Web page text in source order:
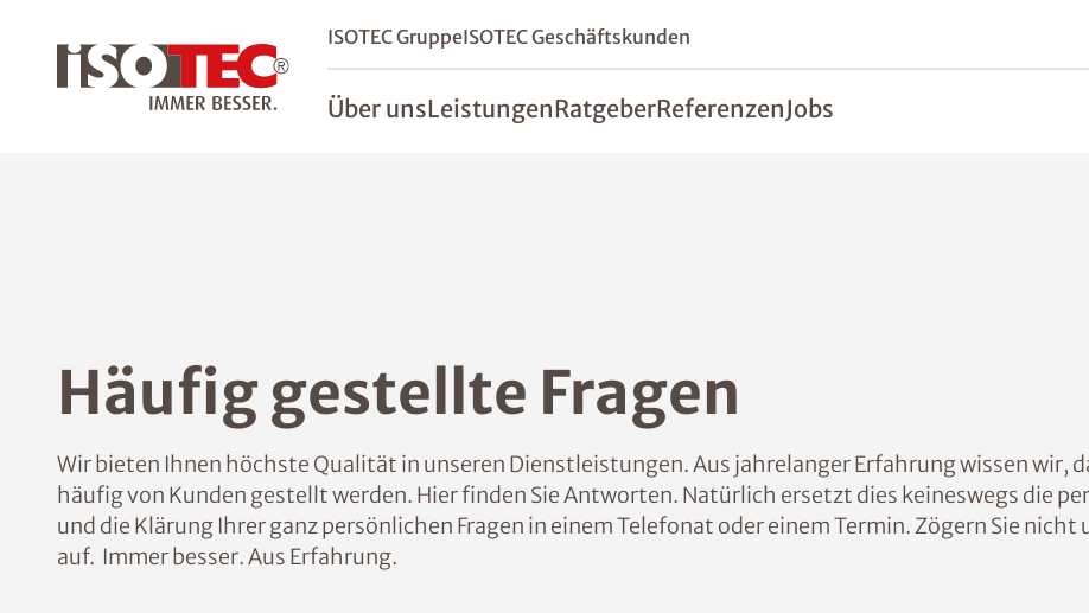
ISOTEC GruppeISOTEC Geschäftskunden
Über unsLeistungenRatgeberReferenzenJobs
Häufig gestellte Fragen
Wir bieten Ihnen höchste Qualität in unseren Dienstleistungen. Aus jahrelanger Erfahrung wissen wir,
häufig von Kunden gestellt werden. Hier finden Sie Antworten. Natürlich ersetzt dies keineswegs die
und die Klärung Ihrer ganz persönlichen Fragen in einem Telefonat oder einem Termin. Zögern Sie
auf. Immer besser. Aus Erfahrung.